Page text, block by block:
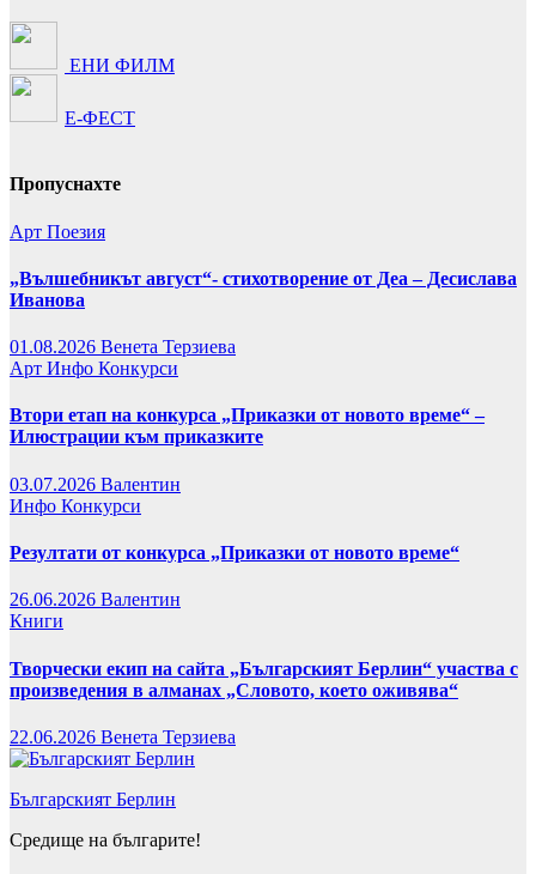
ЕНИ ФИЛМ
Е-ФЕСТ
Пропуснахте
Арт Поезия
„Вълшебникът август“- стихотворение от Деа – Десислава
Иванова
01.08.2026 Венета Терзиева
Арт Инфо Конкурси
Втори етап на конкурса „Приказки от новото време“ –
Илюстрации към приказките
03.07.2026 Валентин
Инфо Конкурси
Резултати от конкурса „Приказки от новото време“
26.06.2026 Валентин
Книги
Творчески екип на сайта „Българският Берлин“ участва с
произведения в алманах „Словото, което оживява“
22.06.2026 Венета Терзиева
Българският Берлин
Средище на българите!